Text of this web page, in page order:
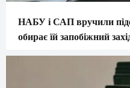
НАБУ і САП вручили
обирає їй запобіжний